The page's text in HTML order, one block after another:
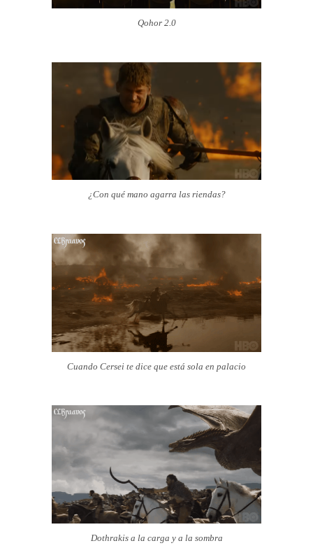
Qohor 2.0
¿Con qué mano agarra las riendas?
Cuando Cersei te dice que está sola en palacio
Dothrakis a la carga y a la sombra